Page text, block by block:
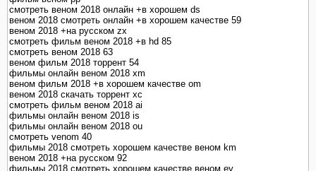
смотреть веном 2018 онлайн +в хорошем ds
веном 2018 смотреть онлайн +в хорошем качестве 59
веном 2018 +на русском zx
смотреть фильм веном 2018 +в hd 85
смотреть веном 2018 63
веном фильм 2018 торрент 54
фильмы онлайн веном 2018 xm
веном фильм 2018 +в хорошем качестве om
веном 2018 скачать торрент xc
смотреть фильм веном 2018 ai
фильмы онлайн веном 2018 is
фильмы онлайн веном 2018 ou
смотреть venom 40
фильмы 2018 смотреть хорошем качестве веном km
веном 2018 +на русском 92
фильмы 2018 смотреть хорошем качестве веном ey